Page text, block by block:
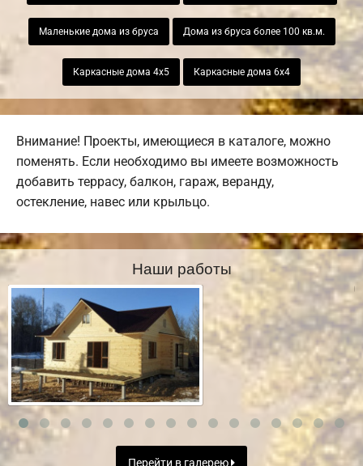
Маленькие дома из бруса Дома из бруса более 100 кв.м.
Каркасные дома 4х5 Каркасные дома 6х4
Внимание! Проекты, имеющиеся в каталоге, можно
поменять. Если необходимо вы имеете возможность
добавить террасу, балкон, гараж, веранду,
остекление, навес или крыльцо.
Наши работы
Перейти в галерею